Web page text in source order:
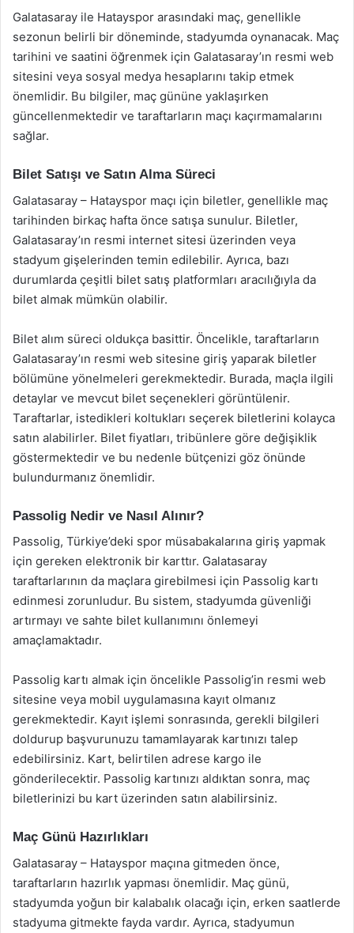
Galatasaray ile Hatayspor arasındaki maç, genellikle
sezonun belirli bir döneminde, stadyumda oynanacak. Maç
tarihini ve saatini öğrenmek için Galatasaray’ın resmi web
sitesini veya sosyal medya hesaplarını takip etmek
önemlidir. Bu bilgiler, maç gününe yaklaşırken
güncellenmektedir ve taraftarların maçı kaçırmamalarını
sağlar.
Bilet Satışı ve Satın Alma Süreci
Galatasaray – Hatayspor maçı için biletler, genellikle maç
tarihinden birkaç hafta önce satışa sunulur. Biletler,
Galatasaray’ın resmi internet sitesi üzerinden veya
stadyum gişelerinden temin edilebilir. Ayrıca, bazı
durumlarda çeşitli bilet satış platformları aracılığıyla da
bilet almak mümkün olabilir.
Bilet alım süreci oldukça basittir. Öncelikle, taraftarların
Galatasaray’ın resmi web sitesine giriş yaparak biletler
bölümüne yönelmeleri gerekmektedir. Burada, maçla ilgili
detaylar ve mevcut bilet seçenekleri görüntülenir.
Taraftarlar, istedikleri koltukları seçerek biletlerini kolayca
satın alabilirler. Bilet fiyatları, tribünlere göre değişiklik
göstermektedir ve bu nedenle bütçenizi göz önünde
bulundurmanız önemlidir.
Passolig Nedir ve Nasıl Alınır?
Passolig, Türkiye’deki spor müsabakalarına giriş yapmak
için gereken elektronik bir karttır. Galatasaray
taraftarlarının da maçlara girebilmesi için Passolig kartı
edinmesi zorunludur. Bu sistem, stadyumda güvenliği
artırmayı ve sahte bilet kullanımını önlemeyi
amaçlamaktadır.
Passolig kartı almak için öncelikle Passolig’in resmi web
sitesine veya mobil uygulamasına kayıt olmanız
gerekmektedir. Kayıt işlemi sonrasında, gerekli bilgileri
doldurup başvurunuzu tamamlayarak kartınızı talep
edebilirsiniz. Kart, belirtilen adrese kargo ile
gönderilecektir. Passolig kartınızı aldıktan sonra, maç
biletlerinizi bu kart üzerinden satın alabilirsiniz.
Maç Günü Hazırlıkları
Galatasaray – Hatayspor maçına gitmeden önce,
taraftarların hazırlık yapması önemlidir. Maç günü,
stadyumda yoğun bir kalabalık olacağı için, erken saatlerde
stadyuma gitmekte fayda vardır. Ayrıca, stadyumun